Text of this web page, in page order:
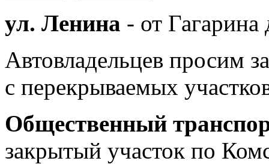
ул. Ленина - от
Автовладельцев просим
с перекрываемых
Общественный
закрытый участок по